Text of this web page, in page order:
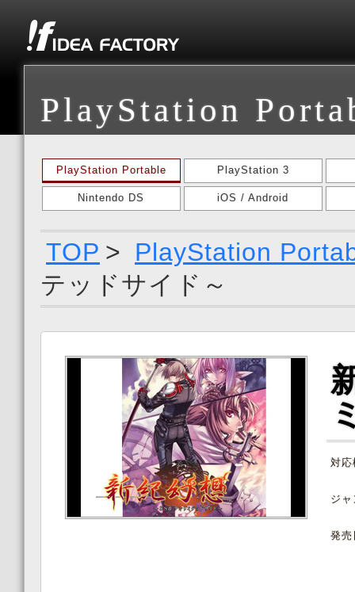
PlayStation
PlayStation Portable PlayStation 3
Nintendo DS iOS / Android
TOP > PlayStation
テッドサイド～
対応
ジ
発売